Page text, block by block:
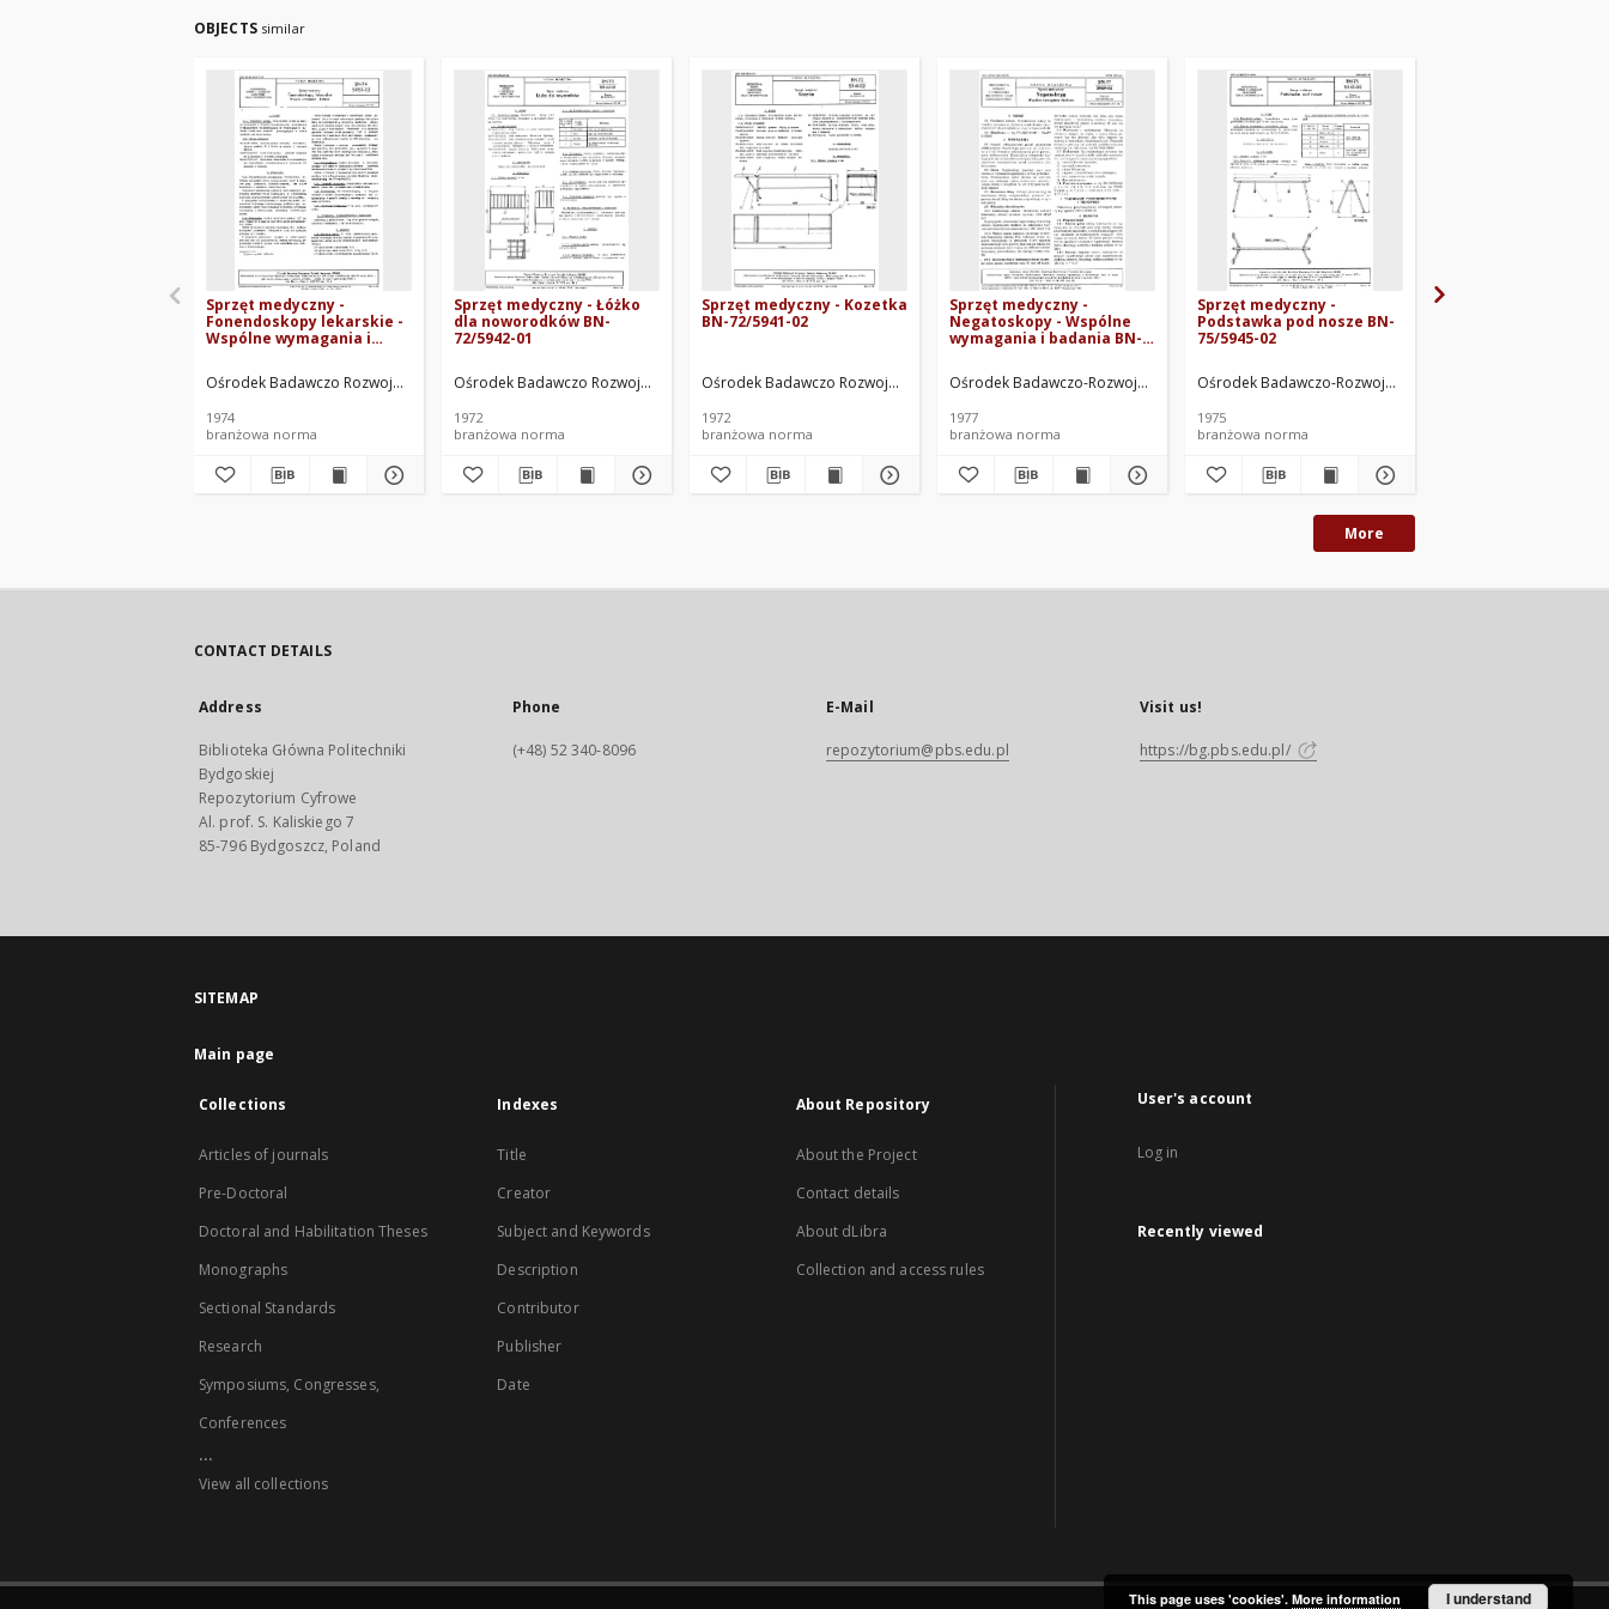
OBJECTS similar
Sprzęt medyczny -
Fonendoskopy lekarskie -
Wspólne wymagania i
Ośrodek Badawczo Rozwojowy Techniki Medycznej ORMED. Oprac.
1974
branżowa norma
Sprzęt medyczny - Łóżko
dla noworodków BN-
72/5942-01
Ośrodek Badawczo Rozwojowy Techniki Medycznej ORMED. Oprac.
1972
branżowa norma
Sprzęt medyczny - Kozetka
BN-72/5941-02
Ośrodek Badawczo Rozwojowy Techniki Medycznej ORMED. Oprac.
1972
branżowa norma
Sprzęt medyczny -
Negatoskopy - Wspólne
wymagania i badania BN-
Ośrodek Badawczo-Rozwojowy Techniki Medycznej ORMED. Oprac.
1977
branżowa norma
Sprzęt medyczny -
Podstawka pod nosze BN-
75/5945-02
Ośrodek Badawczo-Rozwojowy Techniki Medycznej
1975
branżowa norma
More
CONTACT DETAILS
Address
Biblioteka Główna Politechniki
Bydgoskiej
Repozytorium Cyfrowe
Al. prof. S. Kaliskiego 7
85-796 Bydgoszcz, Poland
Phone
(+48) 52 340-8096
E-Mail
repozytorium@pbs.edu.pl
Visit us!
https://bg.pbs.edu.pl/
SITEMAP
Main page
Collections
Articles of journals
Pre-Doctoral
Doctoral and Habilitation Theses
Monographs
Sectional Standards
Research
Symposiums, Congresses,
Conferences
...
View all collections
Indexes
Title
Creator
Subject and Keywords
Description
Contributor
Publisher
Date
About Repository
About the Project
Contact details
About dLibra
Collection and access rules
User's account
Log in
Recently viewed
This page uses 'cookies'. More information I understand